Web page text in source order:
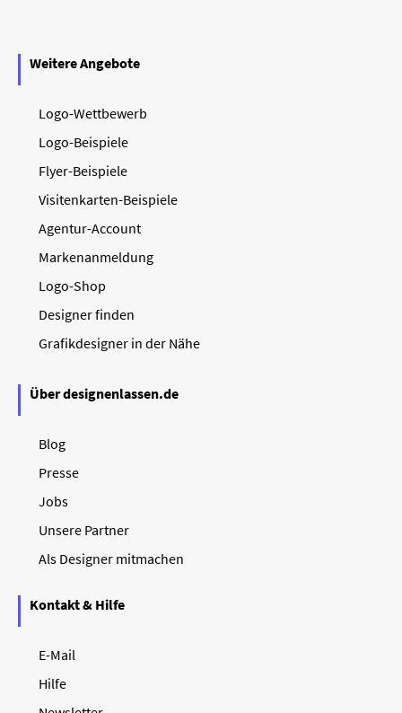
Weitere Angebote
Logo-Wettbewerb
Logo-Beispiele
Flyer-Beispiele
Visitenkarten-Beispiele
Agentur-Account
Markenanmeldung
Logo-Shop
Designer finden
Grafikdesigner in der Nähe
Über designenlassen.de
Blog
Presse
Jobs
Unsere Partner
Als Designer mitmachen
Kontakt & Hilfe
E-Mail
Hilfe